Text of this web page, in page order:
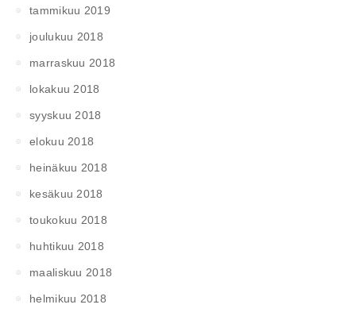
tammikuu 2019
joulukuu 2018
marraskuu 2018
lokakuu 2018
syyskuu 2018
elokuu 2018
heinäkuu 2018
kesäkuu 2018
toukokuu 2018
huhtikuu 2018
maaliskuu 2018
helmikuu 2018